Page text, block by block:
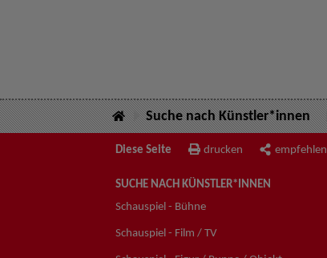
Suche nach Künstler*innen
Diese Seite drucken empfehlen
SUCHE NACH KÜNSTLER*INNEN
Schauspiel - Bühne
Schauspiel - Film / TV